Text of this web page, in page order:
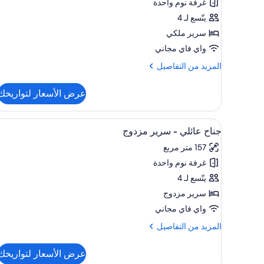
غرفة
عائلية
-
سرير
ملكي
غرفة نوم واحدة
يتّسع لـ 4
سرير ملكي
واي فاي مجاني
المزيد من التفاصيل
المزيد
غرفة
عائلية
-
سرير
ملكي
عرض الأسعار
استعراض
جميع
صور
جناح
عائلي
-
سرير
مزدوج
ألحفة محشوة بالريش وخزنة
7
جناح عائلي - سرير مزدوج
157 متر مربع
غرفة نوم واحدة
يتّسع لـ 4
سرير مزدوج
واي فاي مجاني
المزيد من التفاصيل
المزيد
عرض الأسعار